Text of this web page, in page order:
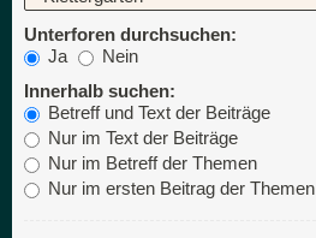
Unterforen durchsuchen:
Ja
Nein
Innerhalb suchen:
Betreff und Text der Beiträge
Nur im Text der Beiträge
Nur im Betreff der Themen
Nur im ersten Beitrag der Themen